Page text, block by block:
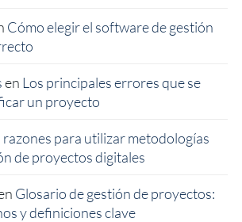
Cómo elegir el software de gestión
en Los principales errores que se
un proyecto
razones para utilizar metodologías
de proyectos digitales
Glosario de gestión de proyectos:
y definiciones clave